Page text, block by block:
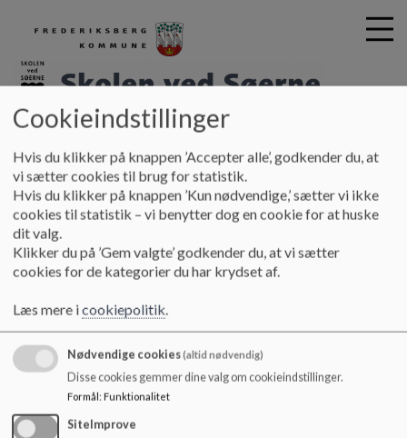
i
.
Vores skole Profil
Skolens organisering i
årgangsteams
Skolens organisering i årgangsteams
Afventer.
Skolen ved Søerne
Niels Ebbesens Vej 10, 1911 Frb C. og Filippavej
Cookieindstillinger
Hvis du klikker på knappen ’Accepter alle’, godkender du, at
vi sætter cookies til brug for statistik.
Hvis du klikker på knappen ’Kun nødvendige,’ sætter vi ikke
cookies til statistik – vi benytter dog en cookie for at huske
dit valg.
Klikker du på ’Gem valgte’ godkender du, at vi sætter
cookies for de kategorier du har krydset af.
Læs mere icookiepolitik.
Nødvendige cookies(altid nødvendig)
Disse cookies gemmer dine valg om cookieindstillinger.
Formål: Funktionalitet
SiteImprove